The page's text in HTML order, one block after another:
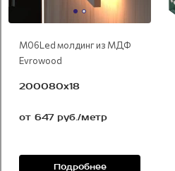
М06Led молдинг из МДФ
Evrowood
200080x18
от 647 руб./метр
Подробнее